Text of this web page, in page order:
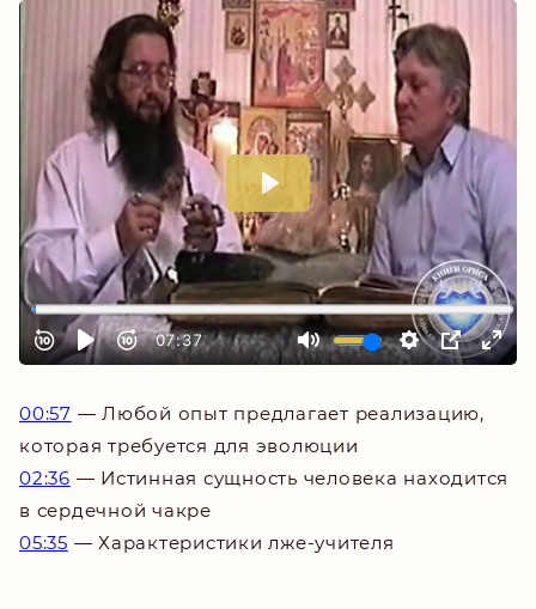
00:57 — Любой опыт предлагает реализацию,
которая требуется для эволюции
02:36 — Истинная сущность человека находится
в сердечной чакре
05:35 — Характеристики лже-учителя